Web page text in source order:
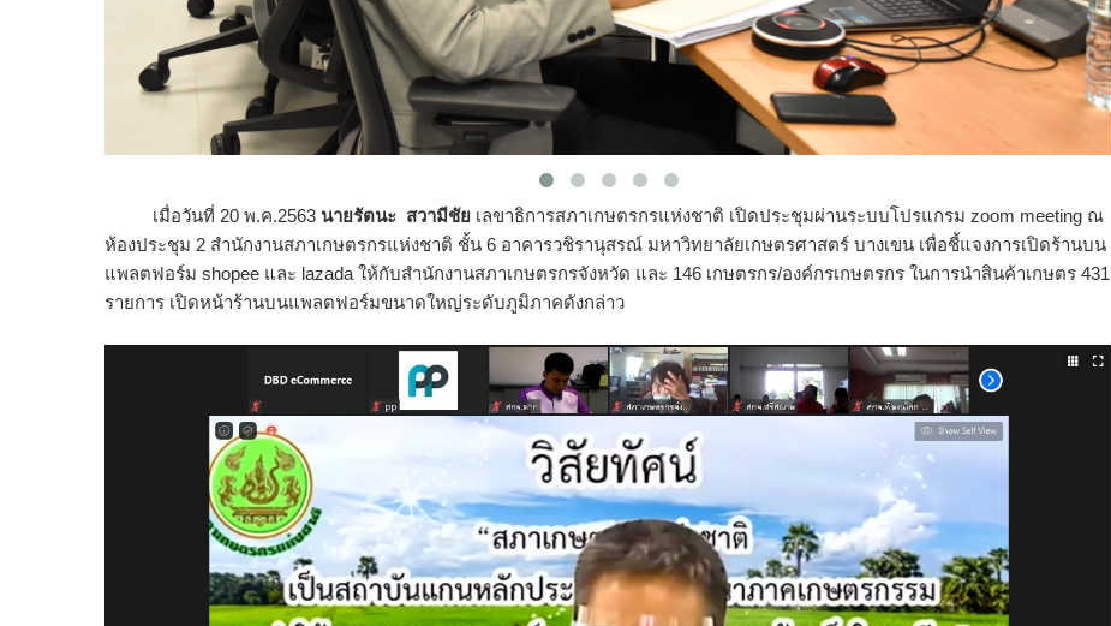
เมื่อวันที่ 20 พ.ค.2563​ นายรัตนะ สวามีชัย เลขาธิการสภาเกษตรกรแห่งชาติ เปิดประชุมผ่านระบบโปรแกรม zoom meeting ณ
ห้องประชุม 2 สํานักงานสภาเกษตรกรแห่งชาติ ชั้น 6 อาคารวชิรานุสรณ์ มหาวิทยาลัยเกษตรศาสตร์ บางเขน เพื่อชี้แจงการเปิดร้านบน
แพลตฟอร์ม shopee​ และ​ lazada​ ให้กับ​สำนักงานสภาเกษตรกรจังหวัด และ 146​ เกษตรกร/องค์กรเกษตรกร​ ในการนำสินค้าเกษตร​ 431​
รายการ เปิดหน้าร้าน​บน​แพลตฟอร์ม​ขนาดใหญ่ระดับภูมิภาคดังกล่าว